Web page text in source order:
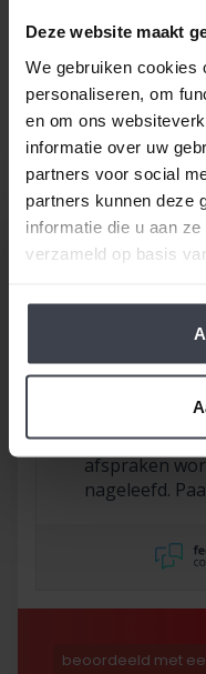
Deze website maakt
We gebruiken cookies
personaliseren, om
en om ons
informatie over uw
partners voor social
partners kunnen deze
informatie die u aan
verzameld op basis
of aannemers. Op
spuitwerk voordelig
Gewoon bij u thuis,
Spuitwerken prijs.
Goed bedrijf
afspraken
nageleefd.
korting
lang eer ik de
met excuses ,
is alles toch na
beoordeeld met